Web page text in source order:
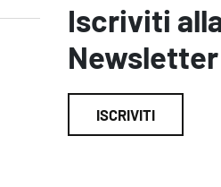
Iscriviti
Newsletter
ISCRIVITI